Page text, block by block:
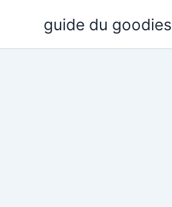
guide du goodies